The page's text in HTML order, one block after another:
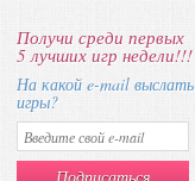
Получи среди первых
5 лучших игр недели!!!
На какой e-mail выслать
игры?